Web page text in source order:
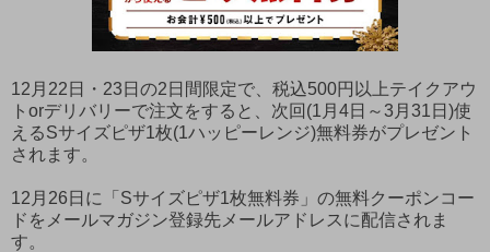
12月22日・23日の2日間限定で、税込500円以上テイクアウ
トorデリバリーで注文をすると、次回(1月4日～3月31日)使
えるSサイズピザ1枚(1ハッピーレンジ)無料券がプレゼント
されます。
12月26日に「Sサイズピザ1枚無料券」の無料クーポンコー
ドをメールマガジン登録先メールアドレスに配信されま
す。